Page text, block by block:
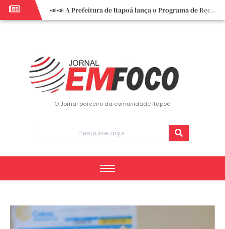
📣📣 A Prefeitura de Itapoá lança o Programa de Recuperação Fiscal (REFIS).
📢 Empreendedor do turismo, esta oportunidade é para você! Itapoá – SC.
O Jornal parceiro da comunidade Itapoá